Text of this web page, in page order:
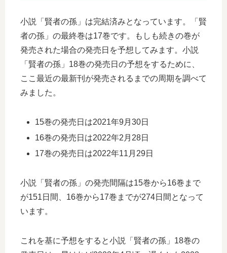
小説「賢者の孫」は完結済みとなっています。「賢
者の孫」の最終巻は17巻です。もしも続きの巻が
発売された場合の発売日を予想してみます。小説
「賢者の孫」18巻の発売日の予想をするために、
ここ最近の最新刊が発売されるまでの周期を調べて
みました。
15巻の発売日は2021年9月30日
16巻の発売日は2022年2月28日
17巻の発売日は2022年11月29日
小説「賢者の孫」の発売間隔は15巻から16巻まで
が151日間、16巻から17巻までが274日間となって
います。
これを基に予想をすると小説「賢者の孫」18巻の